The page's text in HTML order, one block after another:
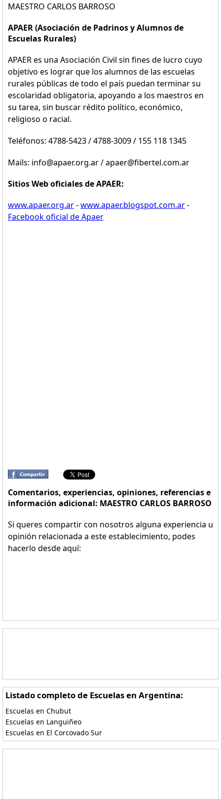
MAESTRO CARLOS BARROSO
APAER (Asociación de Padrinos y Alumnos de
Escuelas Rurales)
APAER es una Asociación Civil sin fines de lucro cuyo
objetivo es lograr que los alumnos de las escuelas
rurales públicas de todo el país puedan terminar su
escolaridad obligatoria, apoyando a los maestros en
su tarea, sin buscar rédito político, económico,
religioso o racial.
Teléfonos: 4788-5423 / 4788-3009 / 155 118 1345
Mails: info@apaer.org.ar / apaer@fibertel.com.ar
Sitios Web oficiales de APAER:
www.apaer.org.ar-www.apaer.blogspot.com.ar-
Facebook oficial de Apaer
Comentarios, experiencias, opiniones, referencias e
información adicional: MAESTRO CARLOS BARROSO
Si queres compartir con nosotros alguna experiencia u
opinión relacionada a este establecimiento, podes
hacerlo desde aquí:
Listado completo de Escuelas en Argentina:
Escuelas en Chubut
Escuelas en Languiñeo
Escuelas en El Corcovado Sur